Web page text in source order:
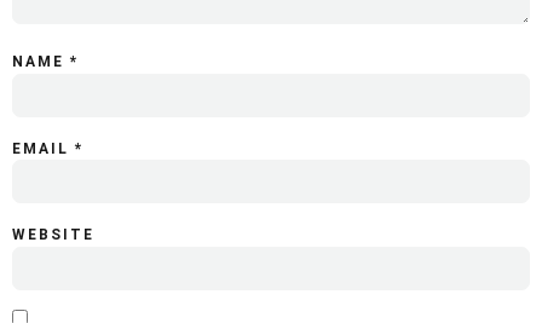
NAME *
EMAIL *
WEBSITE